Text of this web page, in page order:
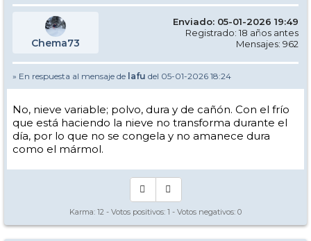
Chema73
Enviado: 05-01-2026 19:49
Registrado: 18 años antes
Mensajes: 962
» En respuesta al mensaje de lafu del 05-01-2026 18:24
No, nieve variable; polvo, dura y de cañón. Con el frío
que está haciendo la nieve no transforma durante el
día, por lo que no se congela y no amanece dura
como el mármol.
Karma: 12 - Votos positivos: 1 - Votos negativos: 0